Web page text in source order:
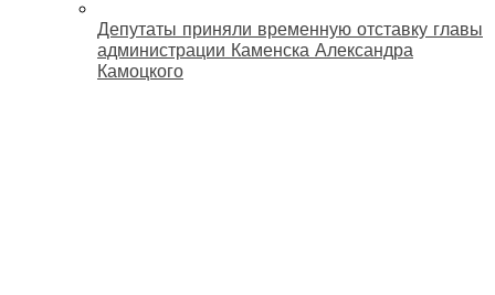
Депутаты приняли временную отставку главы
администрации Каменска Александра
Камоцкого